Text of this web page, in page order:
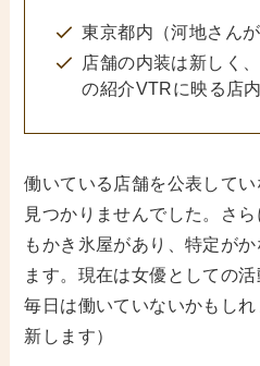
東京都内（河地さん
店舗の内装は新しく
の紹介VTRに映る店内
働いている店舗を公表して
見つかりませんでした。さ
もかき氷屋があり、特定が
ます。現在は女優としての
毎日は働いていないかもし
新します）